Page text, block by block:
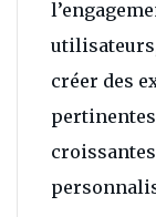
créer des